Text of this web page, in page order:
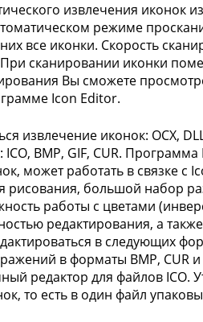
извлечения иконок
режиме
все иконки. Скорость
сканировании иконки
Вы сможете
Icon Editor.
иконок: OCX, DLL,
BMP, GIF, CUR.
может работать в связке с
большой набор
работы с цветами
редактирования, а
в следующих
в форматы BMP, CUR и
редактор для файлов ICO.
то есть в один файл